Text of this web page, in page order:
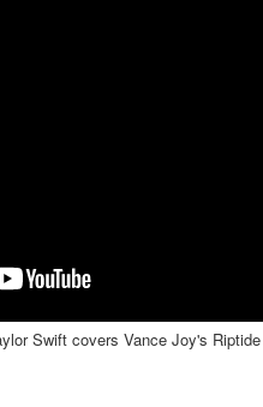
Swift covers Vance Joy's